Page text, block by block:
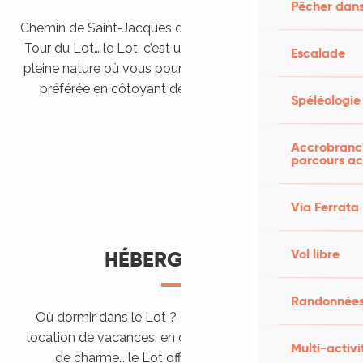
Pêcher
Escalade
Spéléologie
parcours
Via Ferrata
Vol libre
Multi-
Chemin de Saint-Jacques de Compostelle, Véloroutes,
Tour du Lot… le Lot, c’est une véritable destination de
pleine nature où vous pourrez pratiquer votre activité
préférée en côtoyant des paysages grandioses.
HÉBERGEMENTS
Où dormir dans le Lot ? Chez l’habitant, dans une
location de vacances, en camping, ou dans un hôtel
de charme… le Lot offre des hébergements